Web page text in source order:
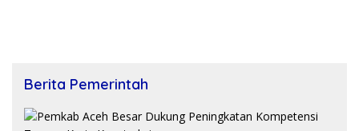
Berita Pemerintah